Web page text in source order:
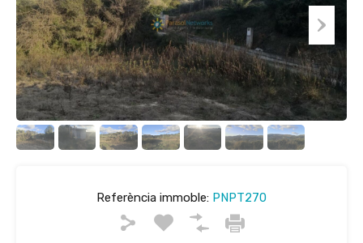
Referència immoble: PNPT270